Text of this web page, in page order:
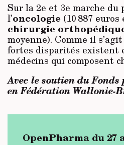
Sur la 2e et 3e marche
l’oncologie (10 887
chirurgie
moyenne). Comme il
fortes disparités existent
médecins qui composent
Avec le soutien du
en Fédération Wallonie-
OpenPharma du 27